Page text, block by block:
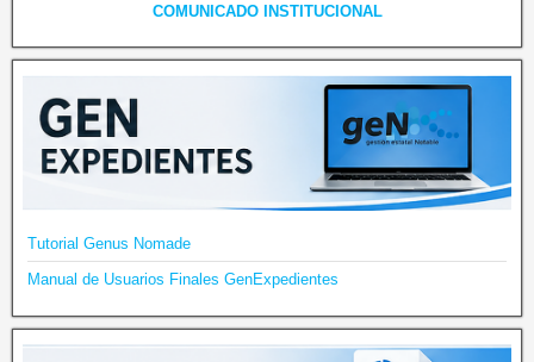
COMUNICADO INSTITUCIONAL
Tutorial Genus Nomade
Manual de Usuarios Finales GenExpedientes